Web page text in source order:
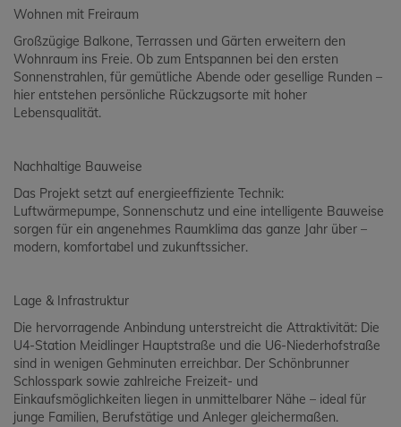
Wohnen mit Freiraum
Großzügige Balkone, Terrassen und Gärten erweitern den
Wohnraum ins Freie. Ob zum Entspannen bei den ersten
Sonnenstrahlen, für gemütliche Abende oder gesellige Runden –
hier entstehen persönliche Rückzugsorte mit hoher
Lebensqualität.
Nachhaltige Bauweise
Das Projekt setzt auf energieeffiziente Technik:
Luftwärmepumpe, Sonnenschutz und eine intelligente Bauweise
sorgen für ein angenehmes Raumklima das ganze Jahr über –
modern, komfortabel und zukunftssicher.
Lage & Infrastruktur
Die hervorragende Anbindung unterstreicht die Attraktivität: Die
U4-Station Meidlinger Hauptstraße und die U6-Niederhofstraße
sind in wenigen Gehminuten erreichbar. Der Schönbrunner
Schlosspark sowie zahlreiche Freizeit- und
Einkaufsmöglichkeiten liegen in unmittelbarer Nähe – ideal für
junge Familien, Berufstätige und Anleger gleichermaßen.